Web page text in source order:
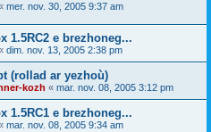
mer. nov. 30, 2005 9:37 am
1.5RC2 e brezhoneg...
dim. nov. 13, 2005 2:38 pm
(rollad ar yezhoù)
kozh « mar. nov. 08, 2005 3:12 pm
1.5RC1 e brezhoneg...
mar. nov. 08, 2005 9:34 am